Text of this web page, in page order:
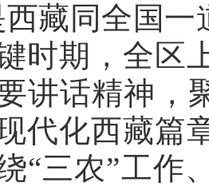
西藏同全国
时期，全区
讲话精神，
代化西藏篇
“三农”工作